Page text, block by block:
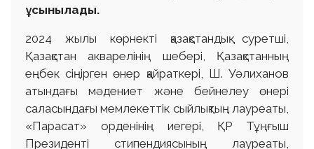
ұсынылады.
2024 жылы көрнекті қазақстандық суретші,
Қазақстан акварелінің шебері, Қазақстанның
еңбек сіңірген өнер қайраткері, Ш. Уәлиханов
атындағы мәдениет және бейнелеу өнері
саласындағы мемлекеттік сыйлықтың лауреаты,
«Парасат» орденінің иегері, ҚР Тұңғыш
Президенті стипендиясының лауреаты,